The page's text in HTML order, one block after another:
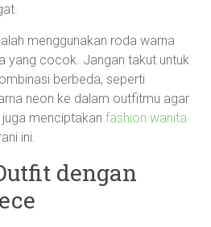
menggunakan roda warna
yang cocok. Jangan takut untuk
berbeda, seperti
neon ke dalam outfitmu agar
juga menciptakanfashion wanita
ini.
dengan